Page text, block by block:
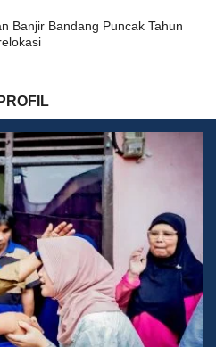
Banjir Bandang Puncak Tahun
PROFIL